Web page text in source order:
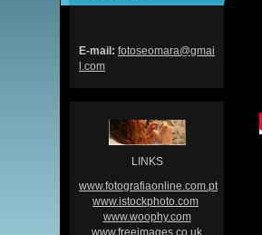
E-mail: fotoseomara@gmai
l.com
LINKS
www.fotografiaonline.com.pt
www.istockphoto.com
www.woophy.com
www.freeimages.co.uk